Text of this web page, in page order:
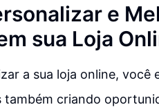
e
sua Loja
a sua loja online,
também criando